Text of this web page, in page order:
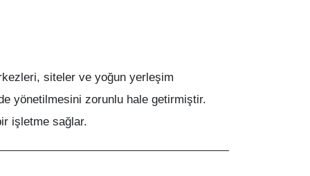
siteler ve yoğun yerleşim
yönetilmesini zorunlu hale getirmiştir.
işletme sağlar.